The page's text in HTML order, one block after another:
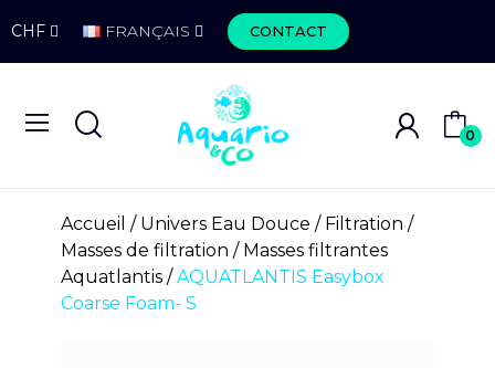
CHF FRANÇAIS CONTACT
0
Accueil Univers Eau Douce
Filtration
Masses de filtration
Masses filtrantes
Aquatlantis
AQUATLANTIS Easybox
Coarse Foam- S